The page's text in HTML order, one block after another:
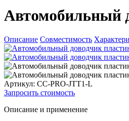
Автомобильный
Описание Совместимость
Артикул: CC-PRO-JTT1-L
Запросить стоимость
Описание и применение